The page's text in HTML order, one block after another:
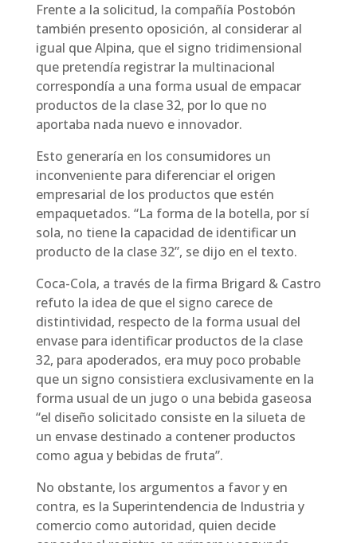
Frente a la solicitud, la compañía Postobón
también presento oposición, al considerar al
igual que Alpina, que el signo tridimensional
que pretendía registrar la multinacional
correspondía a una forma usual de empacar
productos de la clase 32, por lo que no
aportaba nada nuevo e innovador.
Esto generaría en los consumidores un
inconveniente para diferenciar el origen
empresarial de los productos que estén
empaquetados. “La forma de la botella, por sí
sola, no tiene la capacidad de identificar un
producto de la clase 32”, se dijo en el texto.
Coca-Cola, a través de la firma Brigard & Castro
refuto la idea de que el signo carece de
distintividad, respecto de la forma usual del
envase para identificar productos de la clase
32, para apoderados, era muy poco probable
que un signo consistiera exclusivamente en la
forma usual de un jugo o una bebida gaseosa
“el diseño solicitado consiste en la silueta de
un envase destinado a contener productos
como agua y bebidas de fruta”.
No obstante, los argumentos a favor y en
contra, es la Superintendencia de Industria y
comercio como autoridad, quien decide